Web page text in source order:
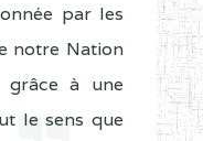
par les
notre Nation
à une
le sens que